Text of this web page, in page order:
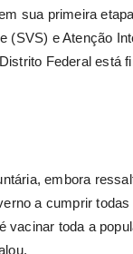
sua primeira
(SVS) e Atenção
Federal está
embora
a cumprir
vacinar toda a